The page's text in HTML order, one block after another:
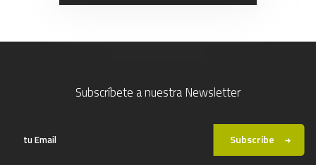
Subscríbete a nuestra Newsletter
Subscribe